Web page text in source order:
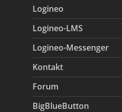
Logineo
Logineo-LMS
Logineo-Messenger
Kontakt
Forum
BigBlueButton